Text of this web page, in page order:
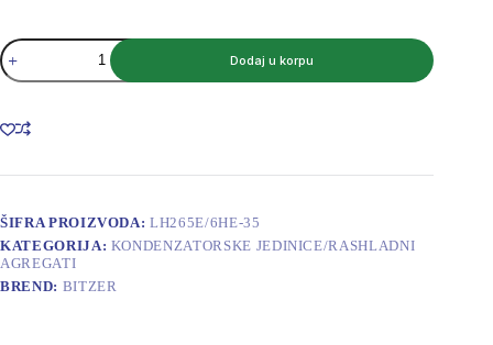
BITZER
KONDENZATORSKA
JEDINICA
CILINDRA
LH265E/6HE-
količina
Dodaj u korpu
ŠIFRA PROIZVODA:LH265E/6HE-35
KATEGORIJA: KONDENZATORSKE JEDINICE/RASHLADNI
AGREGATI
BREND: BITZER